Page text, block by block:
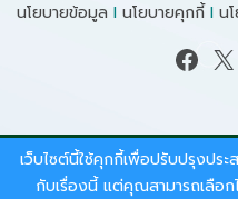
นโยบายข้อมูล I นโยบายคุกกี้ I น
Facebook X
สงวนลิขสิทธิ์ © 2026
ทรัพยากรธรรม
เว็บไซต์นี้ใช้คุกกี้เพื่อปรับปรุงปร
กับเรื่องนี้ แต่คุณสามารถเลือก